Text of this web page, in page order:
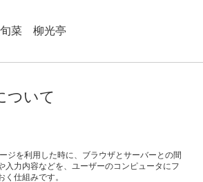
旬菜 柳光亭
ついて
ジを利用した時に、ブラウザとサーバーとの間
入力内容などを、ユーザーのコンピュータにフ
く仕組みです。